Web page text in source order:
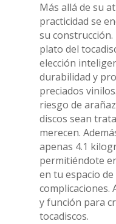
Más allá de su
practicidad se
su construcción.
plato del
elección
durabilidad y
preciados
riesgo de
discos sean
merecen.
apenas 4.1
permitiéndote
en tu espacio de
complicaciones.
y función para
tocadiscos.